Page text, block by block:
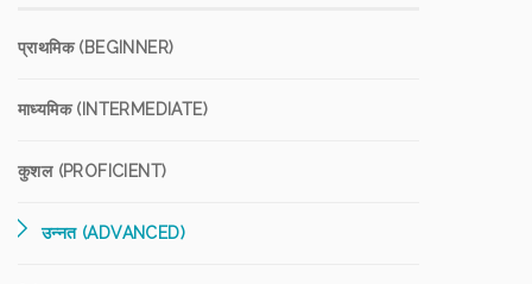
प्राथमिक (BEGINNER)
माध्यमिक (INTERMEDIATE)
कुशल (PROFICIENT)
उन्नत (ADVANCED)